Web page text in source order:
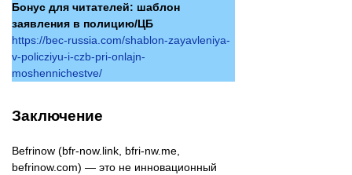
Бонус для читателей: шаблон
заявления в полицию/ЦБ
https://bec-russia.com/shablon-zayavleniya-
v-policziyu-i-czb-pri-onlajn-
moshennichestve/
Заключение
Befrinow (bfr-now.link, bfri-nw.me,
befrinow.com) — это не инновационный